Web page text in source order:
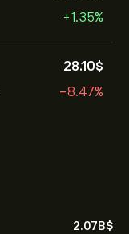
+1.35%
28.10‎$‎
-8.47%
2.07B‎$‎